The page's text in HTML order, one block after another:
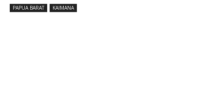
PAPUA BARAT KAIMANA